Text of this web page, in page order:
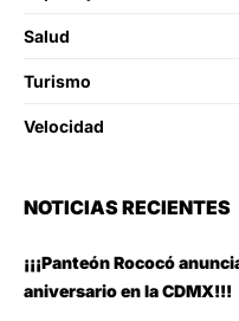
Salud
Turismo
Velocidad
NOTICIAS RECIENTES
¡¡¡Panteón Rococó
aniversario en la CDMX!!!